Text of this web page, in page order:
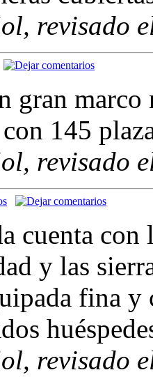
revisado
gran
145
revisado
cuenta
y las
fina
revisado